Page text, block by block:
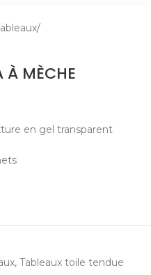
MÈCHE
en gel transparent
, Tableaux toile tendue